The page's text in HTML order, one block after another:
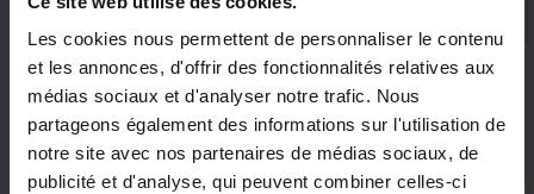
Les cookies nous permettent de personnaliser le contenu
et les annonces, d'offrir des fonctionnalités relatives aux
médias sociaux et d'analyser notre trafic. Nous
partageons également des informations sur l'utilisation de
notre site avec nos partenaires de médias sociaux, de
publicité et d'analyse, qui peuvent combiner celles-ci
- Utiliser un lecteur pour faire passer votre badge
- Choisir Type: Badge de proximité
- Valider parSuivant